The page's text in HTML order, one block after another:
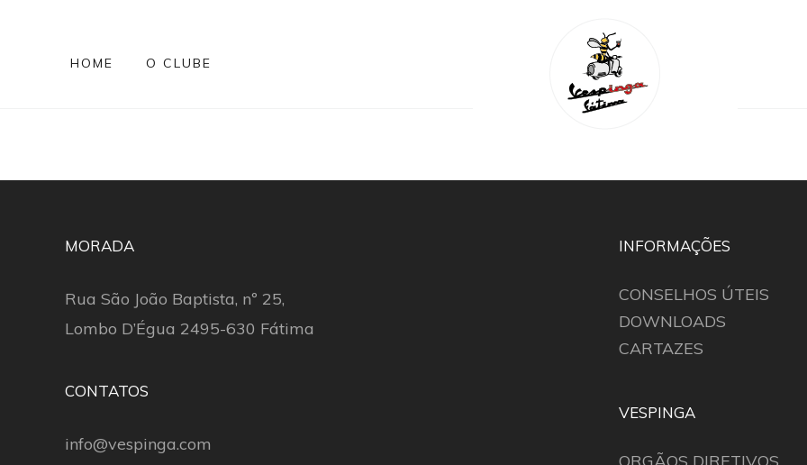
HOME O CLUBE
MORADA
Rua São João Baptista, nº 25,
Lombo D’Égua 2495-630 Fátima
CONTATOS
info@vespinga.com
INFORMAÇÕES
CONSELHOS ÚTEIS
DOWNLOADS
CARTAZES
VESPINGA